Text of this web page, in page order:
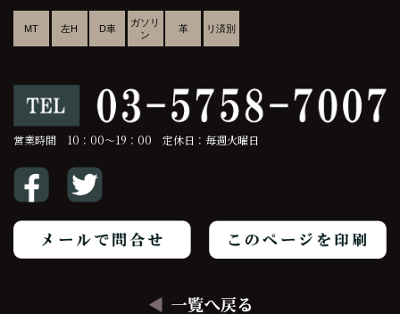
MT 左H D車
ガソリ
ン
革 リ済別
営業時間 10：00～19：00 定休日：毎週火曜日